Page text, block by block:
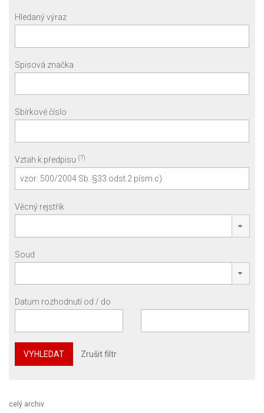
Hledaný výraz
Spisová značka
Sbírkové číslo
Vztah k předpisu (?)
Věcný rejstřík
Soud
Datum rozhodnutí od / do
VYHLEDAT Zrušit filtr
celý archiv